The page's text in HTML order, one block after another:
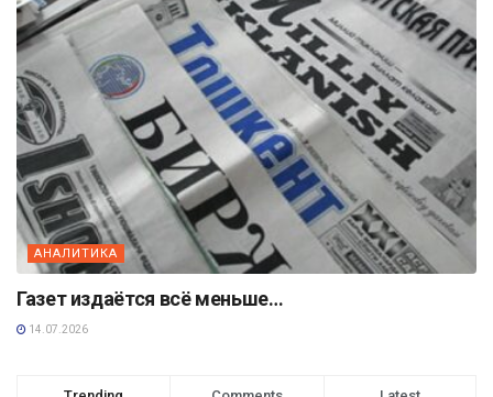
АНАЛИТИКА
Газет издаётся всё меньше…
14.07.2026